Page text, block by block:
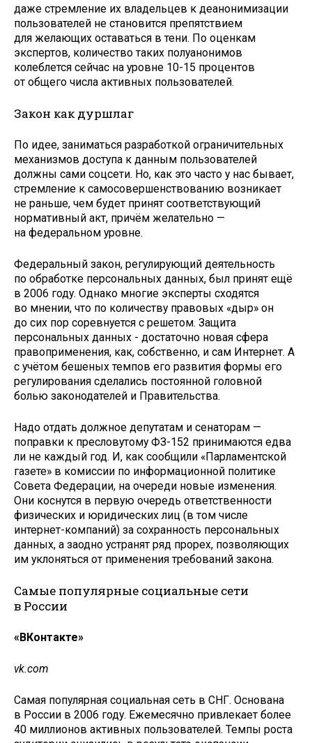
даже стремление их владельцев к деанонимизации
пользователей не становится препятствием
для желающих оставаться в тени. По оценкам
экспертов, количество таких полуанонимов
колеблется сейчас на уровне 10-15 процентов
от общего числа активных пользователей.
Закон как дуршлаг
По идее, заниматься разработкой ограничительных
механизмов доступа к данным пользователей
должны сами соцсети. Но, как это часто у нас бывает,
стремление к самосовершенствованию возникает
не раньше, чем будет принят соответствующий
нормативный акт, причём желательно —
на федеральном уровне.
Федеральный закон, регулирующий деятельность
по обработке персональных данных, был принят ещё
в 2006 году. Однако многие эксперты сходятся
во мнении, что по количеству правовых «дыр» он
до сих пор соревнуется с решетом. Защита
персональных данных - достаточно новая сфера
правоприменения, как, собственно, и сам Интернет. А
с учётом бешеных темпов его развития формы его
регулирования сделались постоянной головной
болью законодателей и Правительства.
Надо отдать должное депутатам и сенаторам —
поправки к пресловутому ФЗ-152 принимаются едва
ли не каждый год. И, как сообщили «Парламентской
газете» в комиссии по информационной политике
Совета Федерации, на очереди новые изменения.
Они коснутся в первую очередь ответственности
физических и юридических лиц (в том числе
интернет-компаний) за сохранность персональных
данных, а заодно устранят ряд прорех, позволяющих
им уклоняться от применения требований закона.
Самые популярные социальные сети
в России
«ВКонтакте»
vk.com
Самая популярная социальная сеть в СНГ. Основана
в России в 2006 году. Ежемесячно привлекает более
40 миллионов активных пользователей. Темпы роста